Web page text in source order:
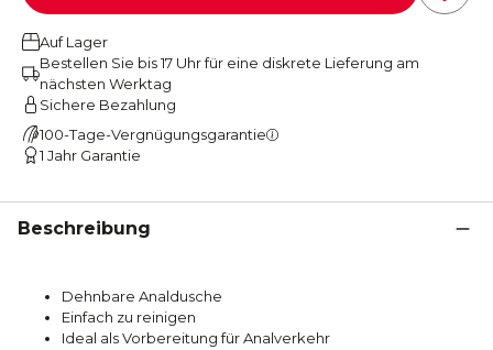
Auf Lager
Bestellen Sie bis 17 Uhr für eine diskrete Lieferung am
nächsten Werktag
Sichere Bezahlung
100-Tage-Vergnügungsgarantie
1 Jahr Garantie
Beschreibung
Dehnbare Analdusche
Einfach zu reinigen
Ideal als Vorbereitung für Analverkehr